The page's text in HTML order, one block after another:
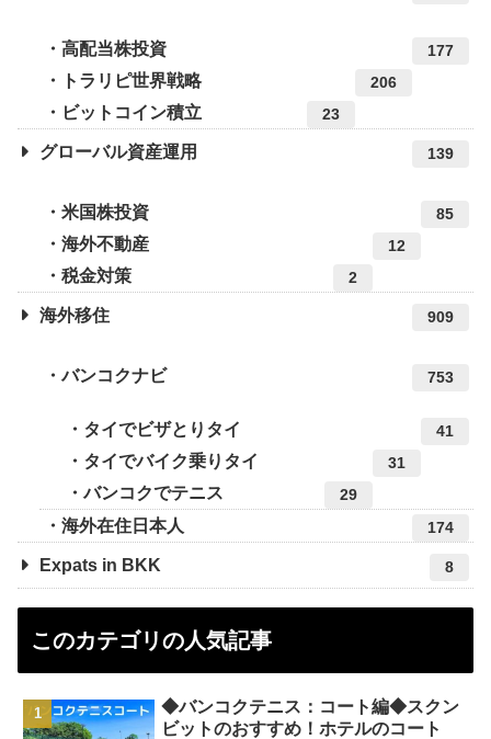
高配当株投資 177
トラリピ世界戦略 206
ビットコイン積立 23
グローバル資産運用 139
米国株投資 85
海外不動産 12
税金対策 2
海外移住 909
バンコクナビ 753
タイでビザとりタイ 41
タイでバイク乗りタイ 31
バンコクでテニス 29
海外在住日本人 174
Expats in BKK 8
このカテゴリの人気記事
◆バンコクテニス：コート編◆スクン
ビットのおすすめ！ホテルのコート